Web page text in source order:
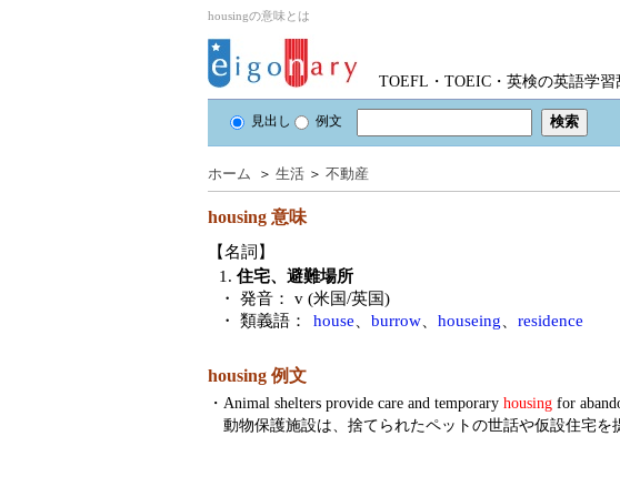
housingの意味とは
TOEFL・TOEIC・英検の英語学習
見出し 例文
ホーム ＞ 生活 ＞ 不動産
housing 意味
【名詞】
1. 住宅、避難場所
・ 発音：
v (米国/英国)
・ 類義語：
house burrow houseing residence
housing 例文
・ Animal shelters provide care and temporary housing for
動物保護施設は、捨てられたペットの世話や仮設住宅を